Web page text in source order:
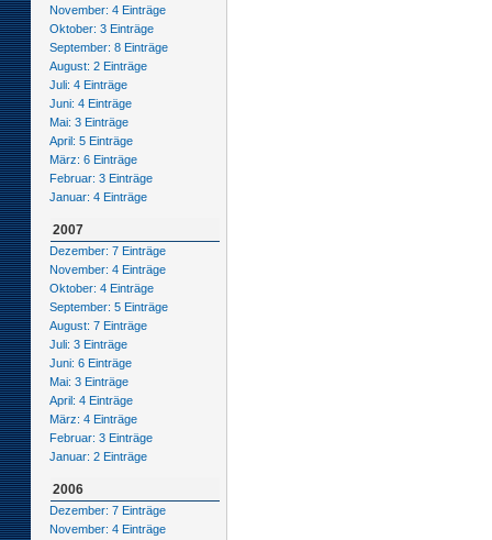
November: 4 Einträge
Oktober: 3 Einträge
September: 8 Einträge
August: 2 Einträge
Juli: 4 Einträge
Juni: 4 Einträge
Mai: 3 Einträge
April: 5 Einträge
März: 6 Einträge
Februar: 3 Einträge
Januar: 4 Einträge
2007
Dezember: 7 Einträge
November: 4 Einträge
Oktober: 4 Einträge
September: 5 Einträge
August: 7 Einträge
Juli: 3 Einträge
Juni: 6 Einträge
Mai: 3 Einträge
April: 4 Einträge
März: 4 Einträge
Februar: 3 Einträge
Januar: 2 Einträge
2006
Dezember: 7 Einträge
November: 4 Einträge